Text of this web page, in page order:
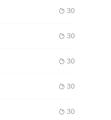
 30
 30
 30
 30
 30